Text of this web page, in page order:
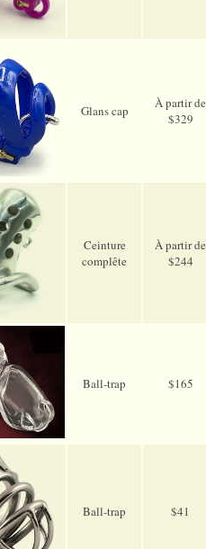
Glans cap
À partir de
$329
Ceinture
complête
À partir de
$244
Ball-trap $165
Ball-trap $41